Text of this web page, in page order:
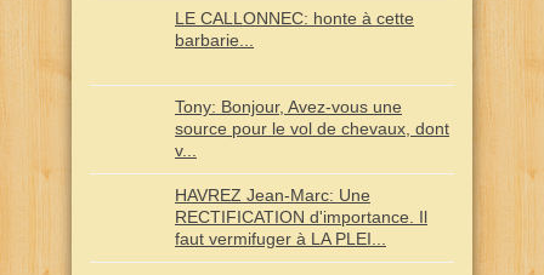
LE CALLONNEC: honte à cette
barbarie...
Tony: Bonjour, Avez-vous une
source pour le vol de chevaux, dont
v...
HAVREZ Jean-Marc: Une
RECTIFICATION d'importance. Il
faut vermifuger à LA PLEI...